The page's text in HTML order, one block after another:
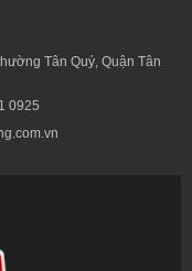
Tân Quý, Quận Tân
0925